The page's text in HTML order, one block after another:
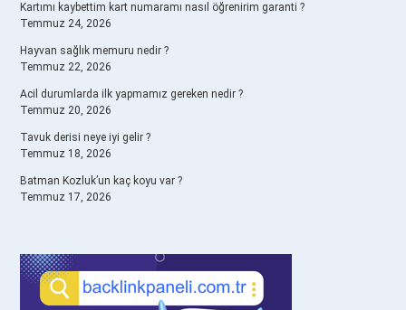
Kartımı kaybettim kart numaramı nasıl öğrenirim garanti ?
Temmuz 24, 2026
Hayvan sağlık memuru nedir ?
Temmuz 22, 2026
Acil durumlarda ilk yapmamız gereken nedir ?
Temmuz 20, 2026
Tavuk derisi neye iyi gelir ?
Temmuz 18, 2026
Batman Kozluk’un kaç koyu var ?
Temmuz 17, 2026